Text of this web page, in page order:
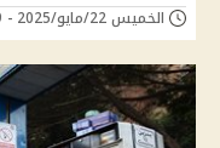
الخميس 22/مايو/2025 - 02:19 م